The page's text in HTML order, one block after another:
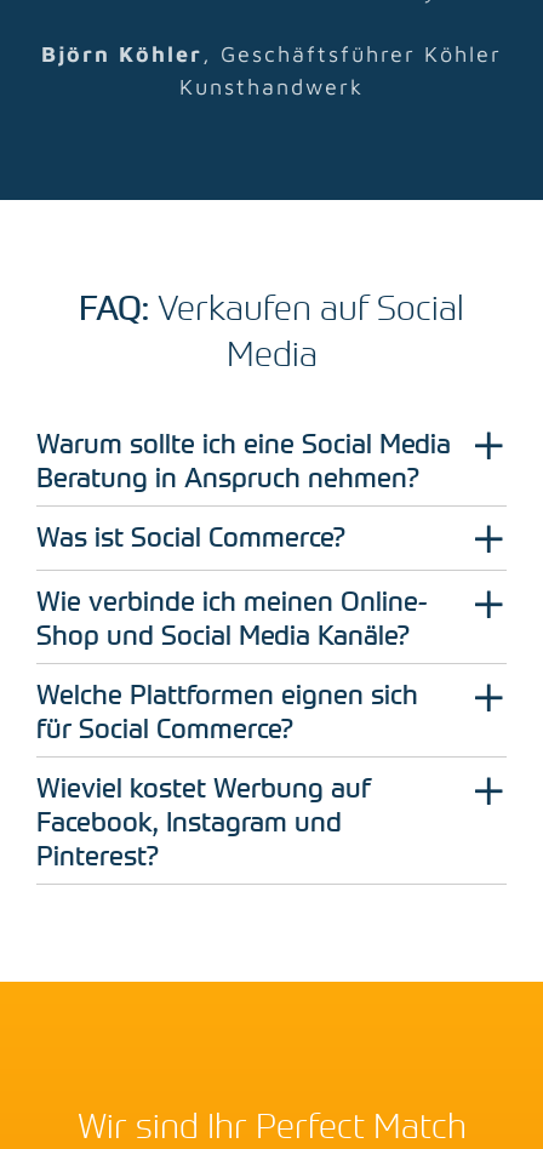
Björn Köhler, Geschäftsführer Köhler
Kunsthandwerk
FAQ: Verkaufen auf Social
Media
Warum sollte ich eine Social Media
Beratung in Anspruch nehmen?
Was ist Social Commerce?
Wie verbinde ich meinen Online-
Shop und Social Media Kanäle?
Welche Plattformen eignen sich
für Social Commerce?
Wieviel kostet Werbung auf
Facebook, Instagram und
Pinterest?
Wir sind Ihr Perfect Match